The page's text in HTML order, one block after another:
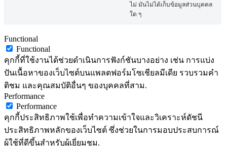
ไม่ มันไม่ได้เก็บข้อมูลส่วนบุคคล
ใด ๆ
Functional
Functional
คุกกี้ที่ใช้งานได้ช่วยดำเนินการฟังก์ชันบางอย่าง เช่น การแบ่ง
ปันเนื้อหาของเว็บไซต์บนแพลตฟอร์มโซเชียลมีเดีย รวบรวมคำ
ติชม และคุณสมบัติอื่นๆ ของบุคคลที่สาม.
Performance
Performance
คุกกี้ประสิทธิภาพใช้เพื่อทำความเข้าใจและวิเคราะห์ดัชนี
ประสิทธิภาพหลักของเว็บไซต์ ซึ่งช่วยในการมอบประสบการณ์
ผู้ใช้ที่ดีขึ้นสำหรับผู้เยี่ยมชม.